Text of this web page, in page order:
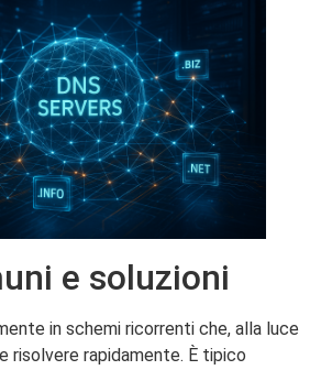
e soluzioni
in schemi ricorrenti che, alla luce
risolvere rapidamente. È tipico